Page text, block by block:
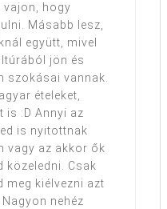
vajon, hogy
Másabb lesz,
együtt, mivel
jön és
szokásai vannak.
ételeket,
is :D Annyi az
is nyitottnak
vagy az akkor ők
közeledni. Csak
meg kiélvezni azt
nehéz